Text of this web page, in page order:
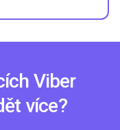
Viber
více?